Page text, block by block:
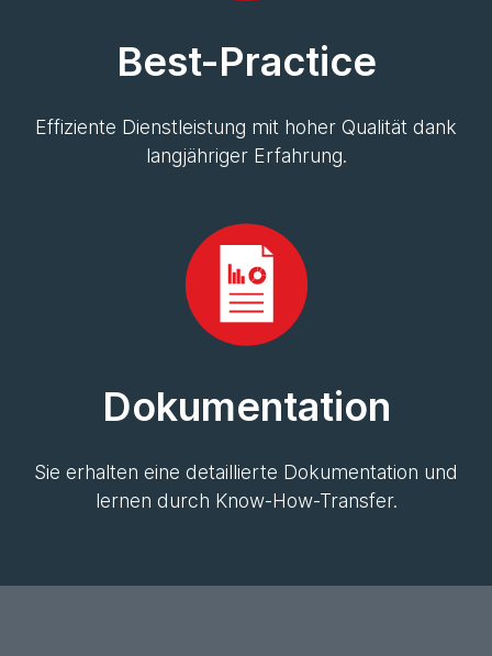
Best-Practice
Effiziente Dienstleistung mit hoher Qualität dank
langjähriger Erfahrung.
Dokumentation
Sie erhalten eine detaillierte Dokumentation und
lernen durch Know-How-Transfer.